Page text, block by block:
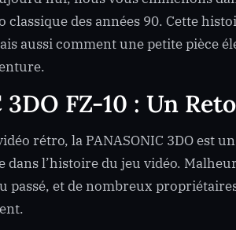
Classique
du
Jeu
classique des années 90. Cette
aussi comment une petite pièce
3DO FZ-10 : Un
rétro, la PANASONIC 3DO est
dans l’histoire du jeu vidéo.
passé, et de nombreux